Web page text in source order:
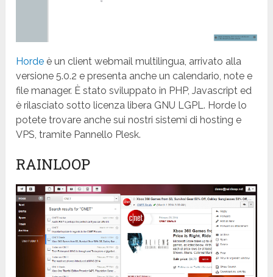
Horde è un client webmail multilingua, arrivato alla
versione 5.0.2 e presenta anche un calendario, note e
file manager. È stato sviluppato in PHP, Javascript ed
è rilasciato sotto licenza libera GNU LGPL. Horde lo
potete trovare anche sui nostri sistemi di hosting e
VPS, tramite Pannello Plesk.
RAINLOOP